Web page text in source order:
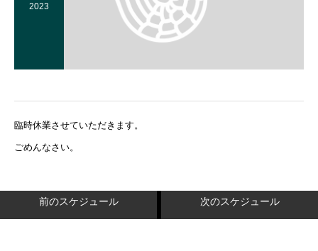
2023
臨時休業させていただきます。
ごめんなさい。
前のスケジュール 次のスケジュール